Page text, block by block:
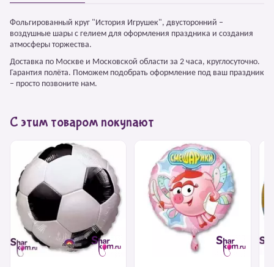
Фольгированный круг "История Игрушек", двусторонний –
воздушные шары с гелием для оформления праздника и создания
атмосферы торжества.
Доставка по Москве и Московской области за 2 часа, круглосуточно.
Гарантия полёта. Поможем подобрать оформление под ваш праздник
– просто позвоните нам.
С этим товаром покупают